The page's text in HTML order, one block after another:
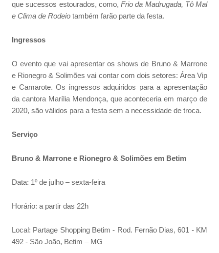
que sucessos estourados, como, Frio da Madrugada, Tô Mal
e Clima de Rodeio também farão parte da festa.
Ingressos
O evento que vai apresentar os shows de Bruno & Marrone
e Rionegro & Solimões vai contar com dois setores: Área Vip
e Camarote. Os ingressos adquiridos para a apresentação
da cantora Marília Mendonça, que aconteceria em março de
2020, são válidos para a festa sem a necessidade de troca.
Serviço
Bruno & Marrone e Rionegro & Solimões em Betim
Data: 1º de julho – sexta-feira
Horário: a partir das 22h
Local: Partage Shopping Betim - Rod. Fernão Dias, 601 - KM
492 - São João, Betim – MG